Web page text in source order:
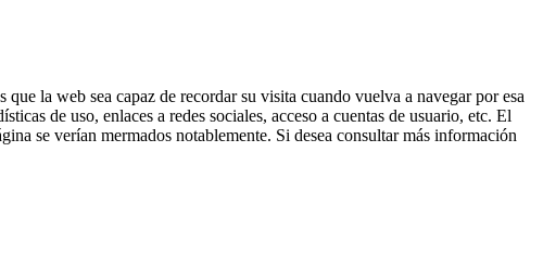
la web sea capaz de recordar su visita cuando vuelva a navegar por esa
de uso, enlaces a redes sociales, acceso a cuentas de usuario, etc. El
se verían mermados notablemente. Si desea consultar más información